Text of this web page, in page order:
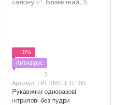
−10%
Антивірус
5
Артикул: 1PERNS.BLU.100
Рукавички одноразові
нітрилові без пудри